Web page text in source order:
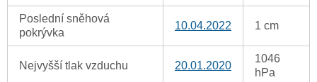
Poslední sněhová
pokrývka
10.04.2022 1 cm
Nejvyšší tlak vzduchu 20.01.2020
1046
hPa